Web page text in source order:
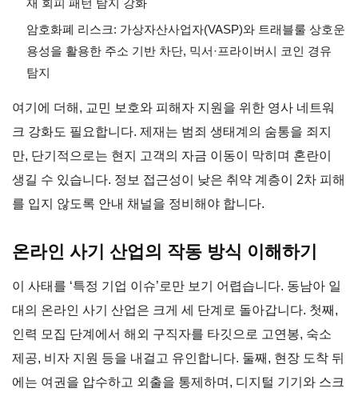
재 회피 패턴 탐지 강화
암호화폐 리스크: 가상자산사업자(VASP)와 트래블룰 상호운
용성을 활용한 주소 기반 차단, 믹서·프라이버시 코인 경유
탐지
여기에 더해, 교민 보호와 피해자 지원을 위한 영사 네트워
크 강화도 필요합니다. 제재는 범죄 생태계의 숨통을 죄지
만, 단기적으로는 현지 고객의 자금 이동이 막히며 혼란이
생길 수 있습니다. 정보 접근성이 낮은 취약 계층이 2차 피해
를 입지 않도록 안내 채널을 정비해야 합니다.
온라인 사기 산업의 작동 방식 이해하기
이 사태를 ‘특정 기업 이슈’로만 보기 어렵습니다. 동남아 일
대의 온라인 사기 산업은 크게 세 단계로 돌아갑니다. 첫째,
인력 모집 단계에서 해외 구직자를 타깃으로 고연봉, 숙소
제공, 비자 지원 등을 내걸고 유인합니다. 둘째, 현장 도착 뒤
에는 여권을 압수하고 외출을 통제하며, 디지털 기기와 스크